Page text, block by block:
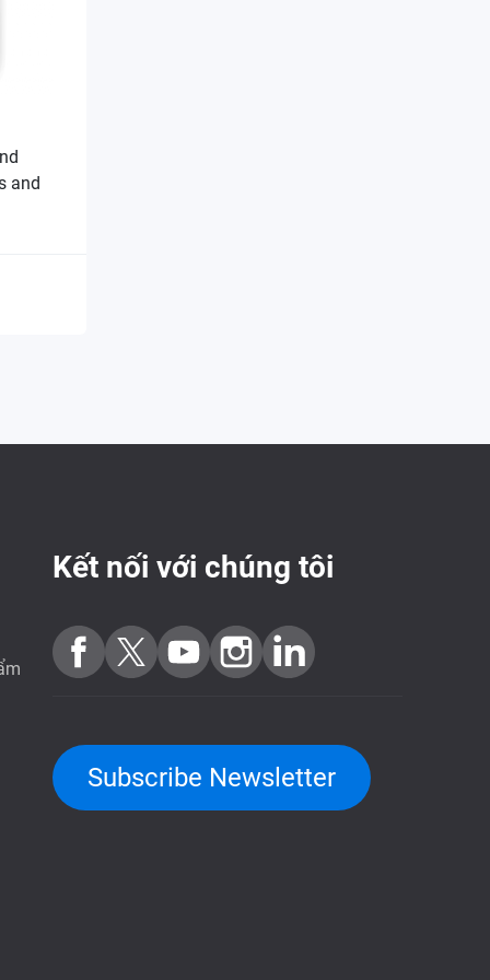
and
Kết nối với chúng tôi
Subscribe Newsletter